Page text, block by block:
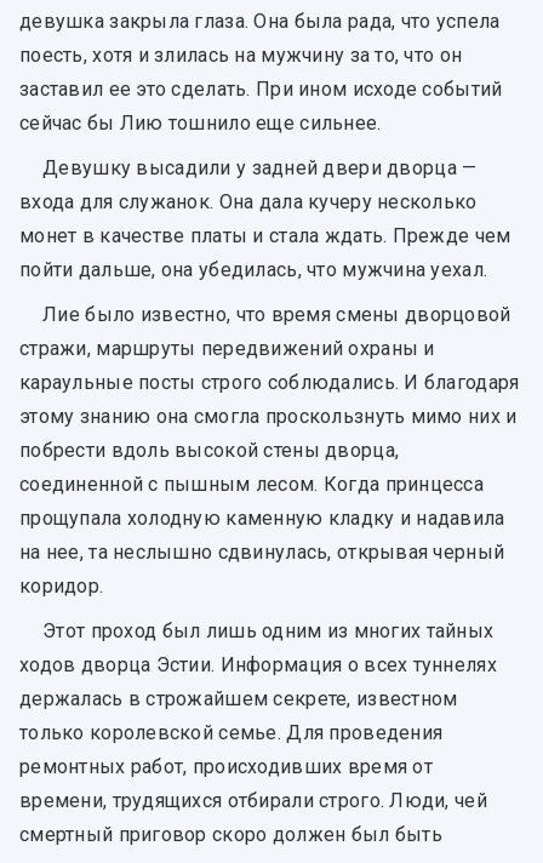
девушка закрыла глаза. Она была рада, что успела
поесть, хотя и злилась на мужчину за то, что он
заставил ее это сделать. При ином исходе событий
сейчас бы Лию тошнило еще сильнее.
Девушку высадили у задней двери дворца —
входа для служанок. Она дала кучеру несколько
монет в качестве платы и стала ждать. Прежде чем
пойти дальше, она убедилась, что мужчина уехал.
Лие было известно, что время смены дворцовой
стражи, маршруты передвижений охраны и
караульные посты строго соблюдались. И благодаря
этому знанию она смогла проскользнуть мимо них и
побрести вдоль высокой стены дворца,
соединенной с пышным лесом. Когда принцесса
прощупала холодную каменную кладку и надавила
на нее, та неслышно сдвинулась, открывая черный
коридор.
Этот проход был лишь одним из многих тайных
ходов дворца Эстии. Информация о всех туннелях
держалась в строжайшем секрете, известном
только королевской семье. Для проведения
ремонтных работ, происходивших время от
времени, трудящихся отбирали строго. Люди, чей
смертный приговор скоро должен был быть